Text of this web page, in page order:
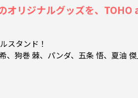
リジナルグッズを、TOHO
スタンド！
、狗巻 棘、パンダ、五条 悟、夏油